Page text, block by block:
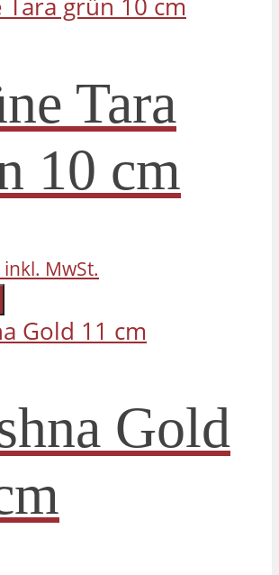
Tara
10 cm
inkl. MwSt.
Gold